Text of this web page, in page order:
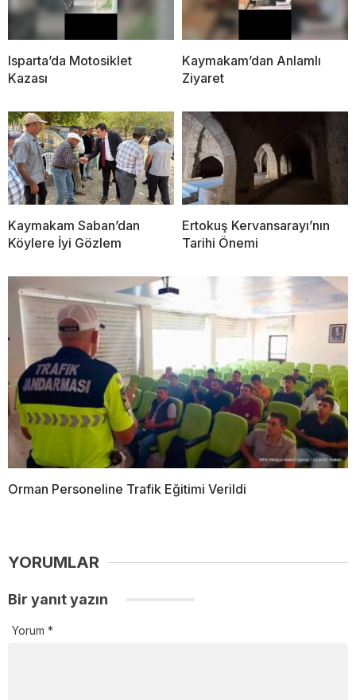
Isparta’da Motosiklet
Kazası
Kaymakam’dan Anlamlı
Ziyaret
Kaymakam Saban’dan
Köylere İyi Gözlem
Ertokuş Kervansarayı’nın
Tarihi Önemi
Orman Personeline Trafik Eğitimi Verildi
YORUMLAR
Bir yanıt yazın
Yorum *